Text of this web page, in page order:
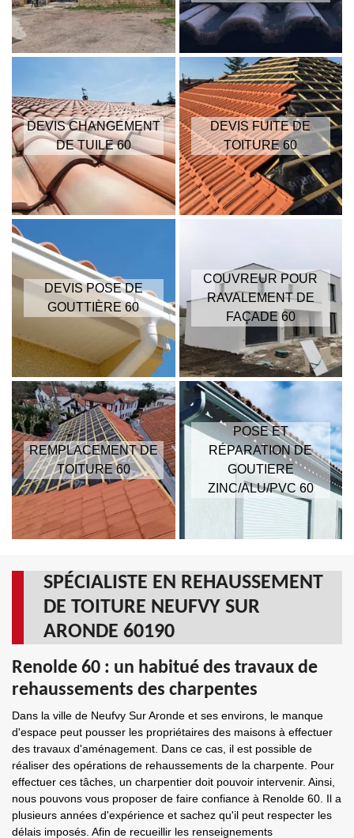
DEVIS CHANGEMENT
DE TUILE 60
DEVIS FUITE DE
TOITURE 60
DEVIS POSE DE
GOUTTIÈRE 60
COUVREUR POUR
RAVALEMENT DE
FAÇADE 60
REMPLACEMENT DE
TOITURE 60
POSE ET
RÉPARATION DE
GOUTIERE
ZINC/ALU/PVC 60
SPÉCIALISTE EN REHAUSSEMENT
DE TOITURE NEUFVY SUR
ARONDE 60190
Renolde 60 : un habitué des travaux de
rehaussements des charpentes
Dans la ville de Neufvy Sur Aronde et ses environs, le manque
d'espace peut pousser les propriétaires des maisons à effectuer
des travaux d'aménagement. Dans ce cas, il est possible de
réaliser des opérations de rehaussements de la charpente. Pour
effectuer ces tâches, un charpentier doit pouvoir intervenir. Ainsi,
nous pouvons vous proposer de faire confiance à Renolde 60. Il a
plusieurs années d'expérience et sachez qu'il peut respecter les
délais imposés. Afin de recueillir les renseignements